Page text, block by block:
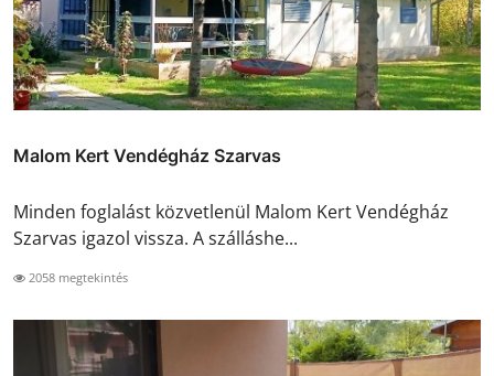
Malom Kert Vendégház Szarvas
Minden foglalást közvetlenül Malom Kert Vendégház
Szarvas igazol vissza. A szálláshe...
2058 megtekintés